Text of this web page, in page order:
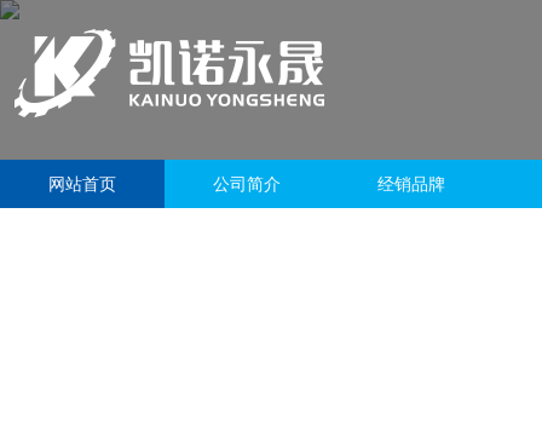
网站首页 公司简介 经销品牌